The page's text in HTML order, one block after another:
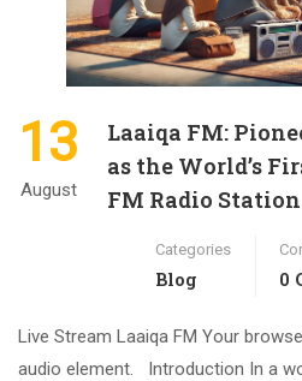
13
August
Laaiqa FM:
as the World’s
FM Radio Station
Categories
Blog 0
Live Stream Laaiqa FM Your
audio element. Introduction In a